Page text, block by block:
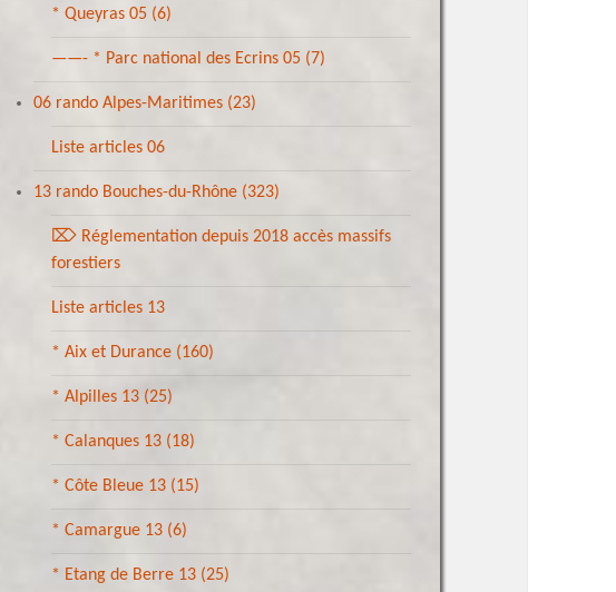
* Queyras 05 (6)
——- * Parc national des Ecrins 05 (7)
06 rando Alpes-Maritimes (23)
Liste articles 06
13 rando Bouches-du-Rhône (323)
⌦ Réglementation depuis 2018 accès massifs
forestiers
Liste articles 13
* Aix et Durance (160)
* Alpilles 13 (25)
* Calanques 13 (18)
* Côte Bleue 13 (15)
* Camargue 13 (6)
* Etang de Berre 13 (25)